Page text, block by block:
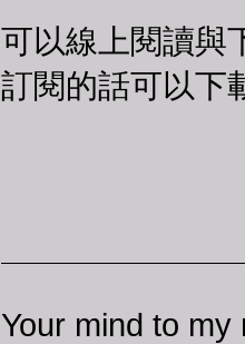
可以線上閱讀與
訂閱的話可以下
Your mind to my